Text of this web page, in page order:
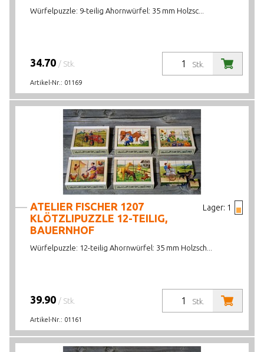
Würfelpuzzle: 9-teilig Ahornwürfel: 35 mm Holzsc...
Stk.
34.70 / Stk.
Artikel-Nr.: 01169
Lager: 1
ATELIER FISCHER 1207
KLÖTZLIPUZZLE 12-TEILIG,
BAUERNHOF
Würfelpuzzle: 12-teilig Ahornwürfel: 35 mm Holzsch...
Stk.
39.90 / Stk.
Artikel-Nr.: 01161